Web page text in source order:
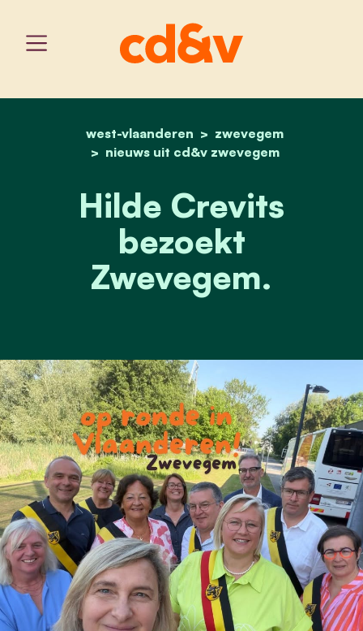
home
west-vlaanderen
zwevegem
nieuws uit cd&v zwevegem
hilde crevits bezoekt
Hilde Crevits
bezoekt
Zwevegem.